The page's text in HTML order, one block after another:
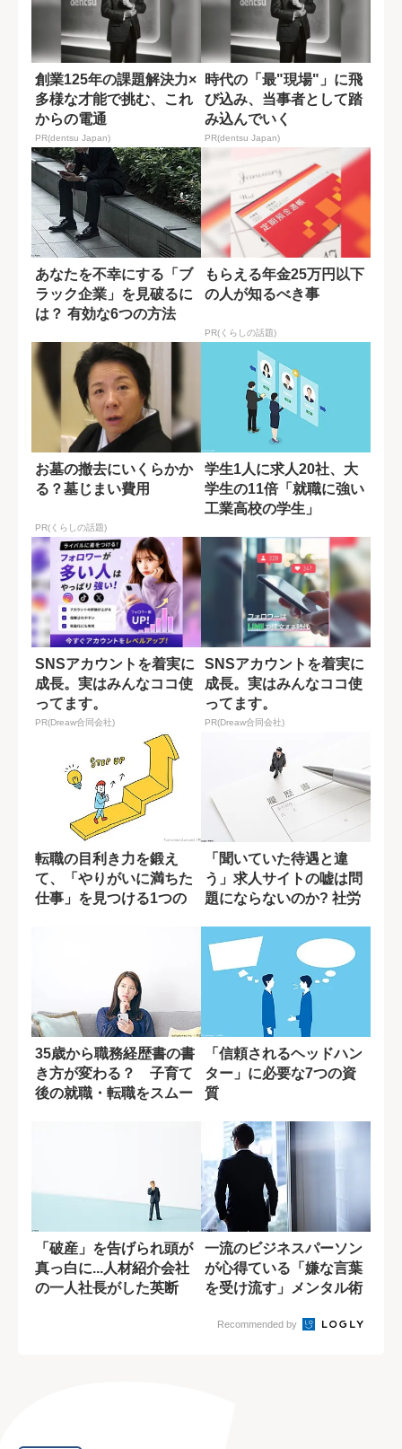
創業125年の課題解決力×
多様な才能で挑む、これ
からの電通
PR(dentsu Japan)
時代の「最"現場"」に飛
び込み、当事者として踏
み込んでいく
PR(dentsu Japan)
あなたを不幸にする「ブ
ラック企業」を見破るに
は？ 有効な6つの方法
もらえる年金25万円以下
の人が知るべき事
PR(くらしの話題)
お墓の撤去にいくらかか
る？墓じまい費用
PR(くらしの話題)
学生1人に求人20社、大
学生の11倍「就職に強い
工業高校の学生」
SNSアカウントを着実に
成長。実はみんなココ使
ってます。
PR(Dreaw合同会社)
SNSアカウントを着実に
成長。実はみんなココ使
ってます。
PR(Dreaw合同会社)
転職の目利き力を鍛え
て、「やりがいに満ちた
仕事」を見つける1つの
「聞いていた待遇と違
う」求人サイトの嘘は問
題にならないのか? 社労
35歳から職務経歴書の書
き方が変わる？ 子育て
後の就職・転職をスムー
「信頼されるヘッドハン
ター」に必要な7つの資
質
「破産」を告げられ頭が
真っ白に...人材紹介会社
の一人社長がした英断
一流のビジネスパーソン
が心得ている「嫌な言葉
を受け流す」メンタル術
Recommended by